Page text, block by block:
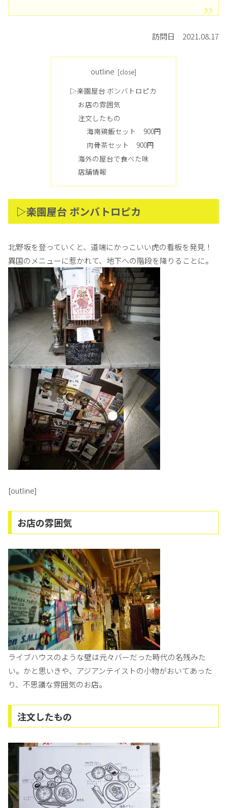
訪問日 2021.08.17
outline
▷楽園屋台 ボンバトロピカ
お店の雰囲気
注文したもの
海南鶏飯セット 900円
肉骨茶セット 900円
海外の屋台で食べた味
店舗情報
▷楽園屋台 ボンバトロピカ
北野坂を登っていくと、道端にかっこいい虎の看板を発見！
異国のメニューに惹かれて、地下への階段を降りることに。
[outline]
お店の雰囲気
ライブハウスのような壁は元々バーだった時代の名残みた
い。かと思いきや、アジアンテイストの小物がおいてあった
り、不思議な雰囲気のお店。
注文したもの